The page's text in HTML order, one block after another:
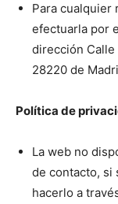
Para cualquier
efectuarla por
dirección Calle
28220 de
Política de
La web no
de contacto, si
hacerlo a